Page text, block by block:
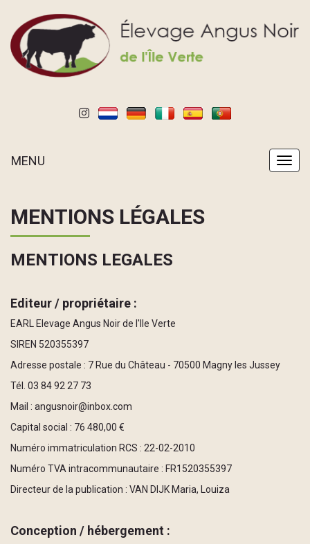
MENU
MENU
MENTIONS LÉGALES
MENTIONS LEGALES
Editeur / propriétaire :
EARL Elevage Angus Noir de l'Ile Verte
SIREN 520355397
Adresse postale : 7 Rue du Château - 70500 Magny les Jussey
Tél. 03 84 92 27 73
Mail : angusnoir@inbox.com
Capital social : 76 480,00 €
Numéro immatriculation RCS : 22-02-2010
Numéro TVA intracommunautaire : FR1520355397
Directeur de la publication : VAN DIJK Maria, Louiza
Conception / hébergement :